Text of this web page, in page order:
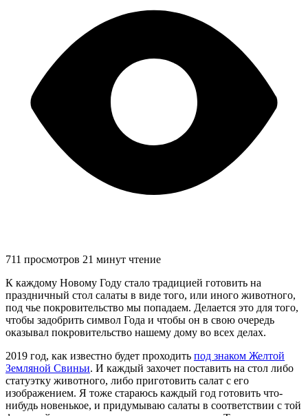
711 просмотров 21 минут чтение
К каждому Новому Году стало традицией готовить на
праздничный стол салаты в виде того, или иного животного,
под чье покровительство мы попадаем. Делается это для того,
чтобы задобрить символ Года и чтобы он в свою очередь
оказывал покровительство нашему дому во всех делах.
2019 год, как известно будет проходить под знаком Желтой
Земляной Свиньи. И каждый захочет поставить на стол либо
статуэтку животного, либо приготовить салат с его
изображением. Я тоже стараюсь каждый год готовить что-
нибудь новенькое, и придумываю салаты в соответствии с той